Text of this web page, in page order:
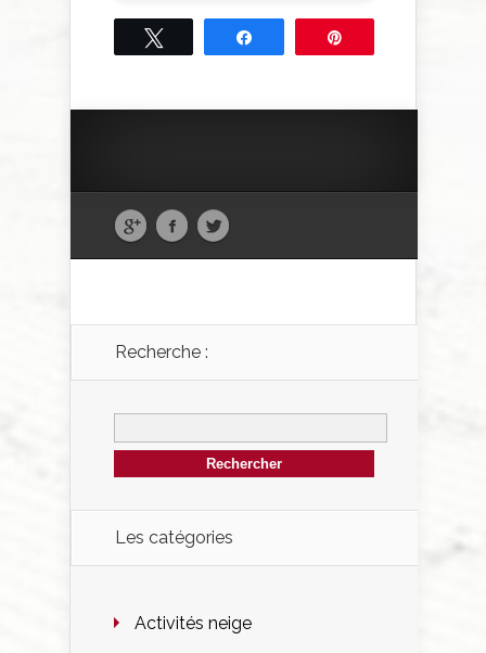
Recherche :
Les catégories
Activités neige